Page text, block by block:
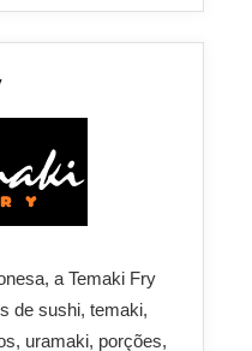
a Temaki Fry
de sushi, temaki,
uramaki, porções,